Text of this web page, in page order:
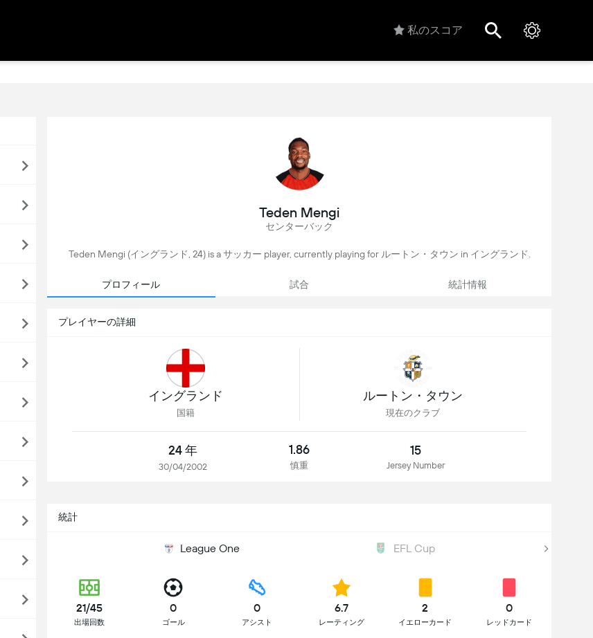
私のスコア
Teden Mengi
センターバック
Teden Mengi (イングランド, 24) is a サッカー player, currently playing for ルートン・タウン in イングランド.
プロフィール 試合 統計情報
プレイヤーの詳細
イングランド
国籍
ルートン・タウン
現在のクラブ
24 年
30/04/2002
1.86
慎重
15
Jersey Number
統計
League One EFL Cup
21/45
出場回数
0
ゴール
0
アシスト
6.7
レーティング
2
イエローカード
0
レッドカード